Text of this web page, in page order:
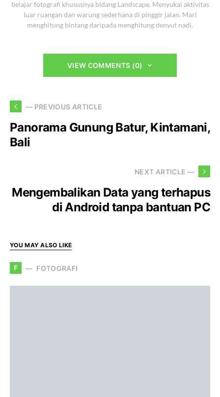
belajar fotografi khususnya bidang Landscape. Menyukai aktivitas
luar ruangan dan warung sederhana di pinggir jalan. Mari
menghitung bintang daripada menghitung denyut nadi.
VIEW COMMENTS (0)
— PREVIOUS ARTICLE
Panorama Gunung Batur, Kintamani,
Bali
NEXT ARTICLE —
Mengembalikan Data yang terhapus
di Android tanpa bantuan PC
YOU MAY ALSO LIKE
F FOTOGRAFI